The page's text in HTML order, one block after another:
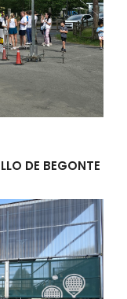
DE BEGONTE